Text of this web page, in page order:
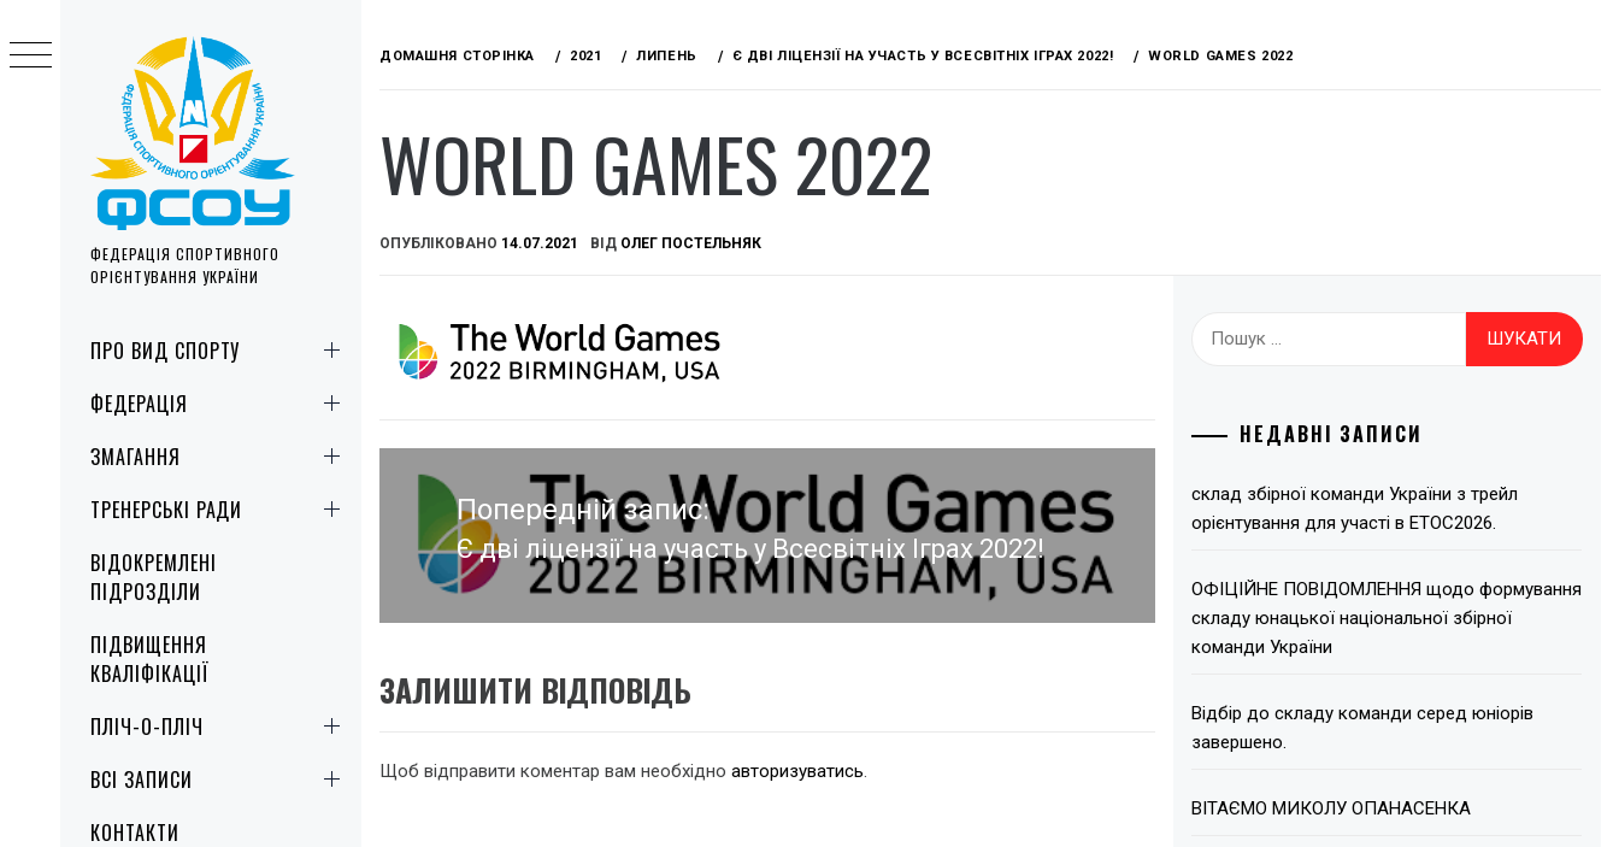
ФЕДЕРАЦІЯ СПОРТИВНОГО
ОРІЄНТУВАННЯ УКРАЇНИ
MenuПРО ВИД СПОРТУ
ФЕДЕРАЦІЯ
ЗМАГАННЯ
ТРЕНЕРСЬКІ РАДИ
ВІДОКРЕМЛЕНІ
ПІДРОЗДІЛИ
ПІДВИЩЕННЯ
КВАЛІФІКАЦІЇ
ПЛІЧ-О-ПЛІЧ
ВСІ ЗАПИСИ
КОНТАКТИ
to
content
ДОМАШНЯ СТОРІНКА 2021 ЛИПЕНЬ Є ДВІ ЛІЦЕНЗІЇ НА УЧАСТЬ У ВСЕСВІТНІХ ІГРАХ 2022! WORLD GAMES 2022
WORLD GAMES 2022
ОПУБЛІКОВАНО 14.07.2021 ВІД ОЛЕГ ПОСТЕЛЬНЯК
Навігація
записівПопередній запис:
Попередній
запис:
Є дві ліцензії на участь у Всесвітніх Іграх 2022!
ЗАЛИШИТИ ВІДПОВІДЬ
Щоб відправити коментар вам необхідно авторизуватись.
НЕДАВНІ ЗАПИСИ
склад збірної команди України з трейл
орієнтування для участі в ЕТОС2026.
ОФІЦІЙНЕ ПОВІДОМЛЕННЯ щодо формування
складу юнацької національної збірної
команди України
Відбір до складу команди серед юніорів
завершено.
ВІТАЄМО МИКОЛУ ОПАНАСЕНКА